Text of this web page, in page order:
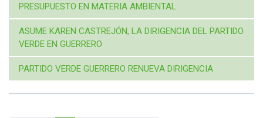
PRESUPUESTO EN MATERIA AMBIENTAL
ASUME KAREN CASTREJÓN, LA DIRIGENCIA DEL PARTIDO
VERDE EN GUERRERO
PARTIDO VERDE GUERRERO RENUEVA DIRIGENCIA